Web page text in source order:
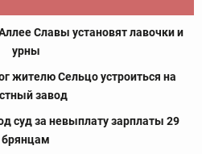
Славы установят лавочки и
урны
жителю Сельцо устроиться на
завод
суд за невыплату зарплаты 29
брянцам